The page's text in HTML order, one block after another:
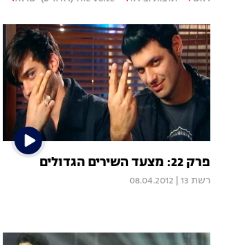
פרק 22: מצעד השירים הגדולים
רשת 13 08.04.2012